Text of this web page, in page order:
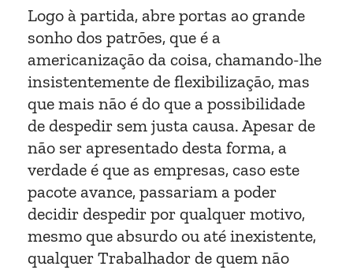
Logo à partida, abre portas ao grande
sonho dos patrões, que é a
americanização da coisa, chamando-lhe
insistentemente de flexibilização, mas
que mais não é do que a possibilidade
de despedir sem justa causa. Apesar de
não ser apresentado desta forma, a
verdade é que as empresas, caso este
pacote avance, passariam a poder
decidir despedir por qualquer motivo,
mesmo que absurdo ou até inexistente,
qualquer Trabalhador de quem não